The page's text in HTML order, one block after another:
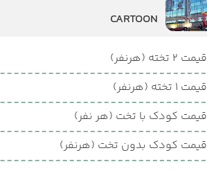
CARTOON
قیمت 2 تخته (هرنفر)
قیمت 1 تخته (هرنفر)
قیمت کودک با تخت (هر نفر)
قیمت کودک بدون تخت (هرنفر)